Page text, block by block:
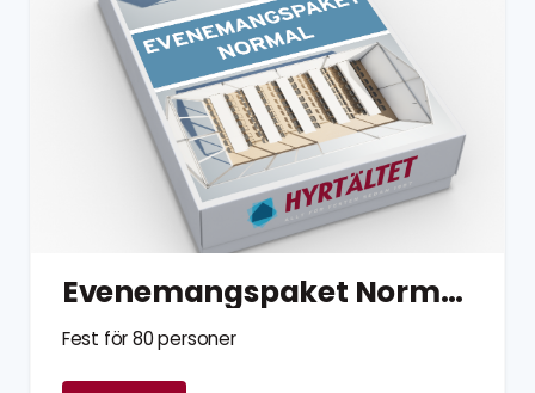
Evenemangspaket Normal 80 personer
Fest för 80 personer